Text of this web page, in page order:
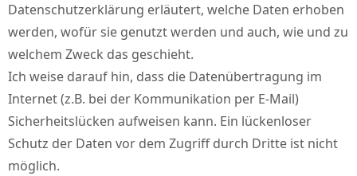
Datenschutzerklärung erläutert, welche Daten erhoben
werden, wofür sie genutzt werden und auch, wie und zu
welchem Zweck das geschieht.
Ich weise darauf hin, dass die Datenübertragung im
Internet (z.B. bei der Kommunikation per E-Mail)
Sicherheitslücken aufweisen kann. Ein lückenloser
Schutz der Daten vor dem Zugriff durch Dritte ist nicht
möglich.